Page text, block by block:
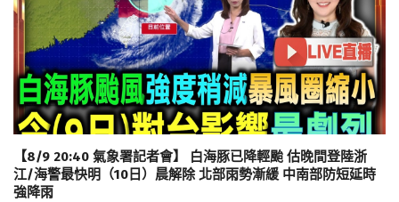
【8/9 20:40 氣象署記者會】 白海豚已降輕颱 估晚間登陸浙
江/海警最快明（10日）晨解除 北部雨勢漸緩 中南部防短延時
強降雨